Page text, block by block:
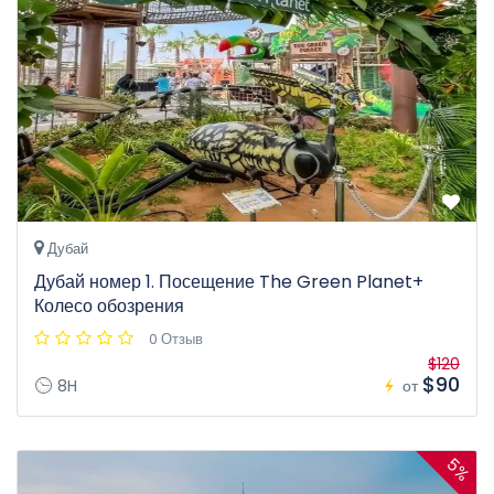
Дубай
Дубай номер 1. Посещение The Green Planet+
Колесо обозрения
0 Отзыв
8H от
$120
$90
5%